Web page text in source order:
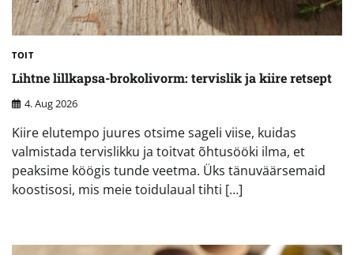
TOIT
Lihtne lillkapsa-brokolivorm: tervislik ja kiire retsept
4. Aug 2026
Kiire elutempo juures otsime sageli viise, kuidas
valmistada tervislikku ja toitvat õhtusööki ilma, et
peaksime köögis tunde veetma. Üks tänuväärsemaid
koostisosi, mis meie toidulaual tihti […]